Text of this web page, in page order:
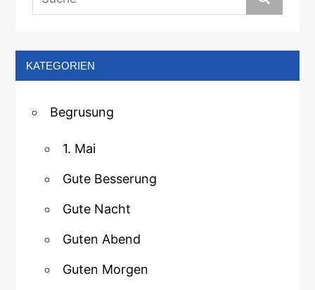
KATEGORIEN
Begrusung
1. Mai
Gute Besserung
Gute Nacht
Guten Abend
Guten Morgen